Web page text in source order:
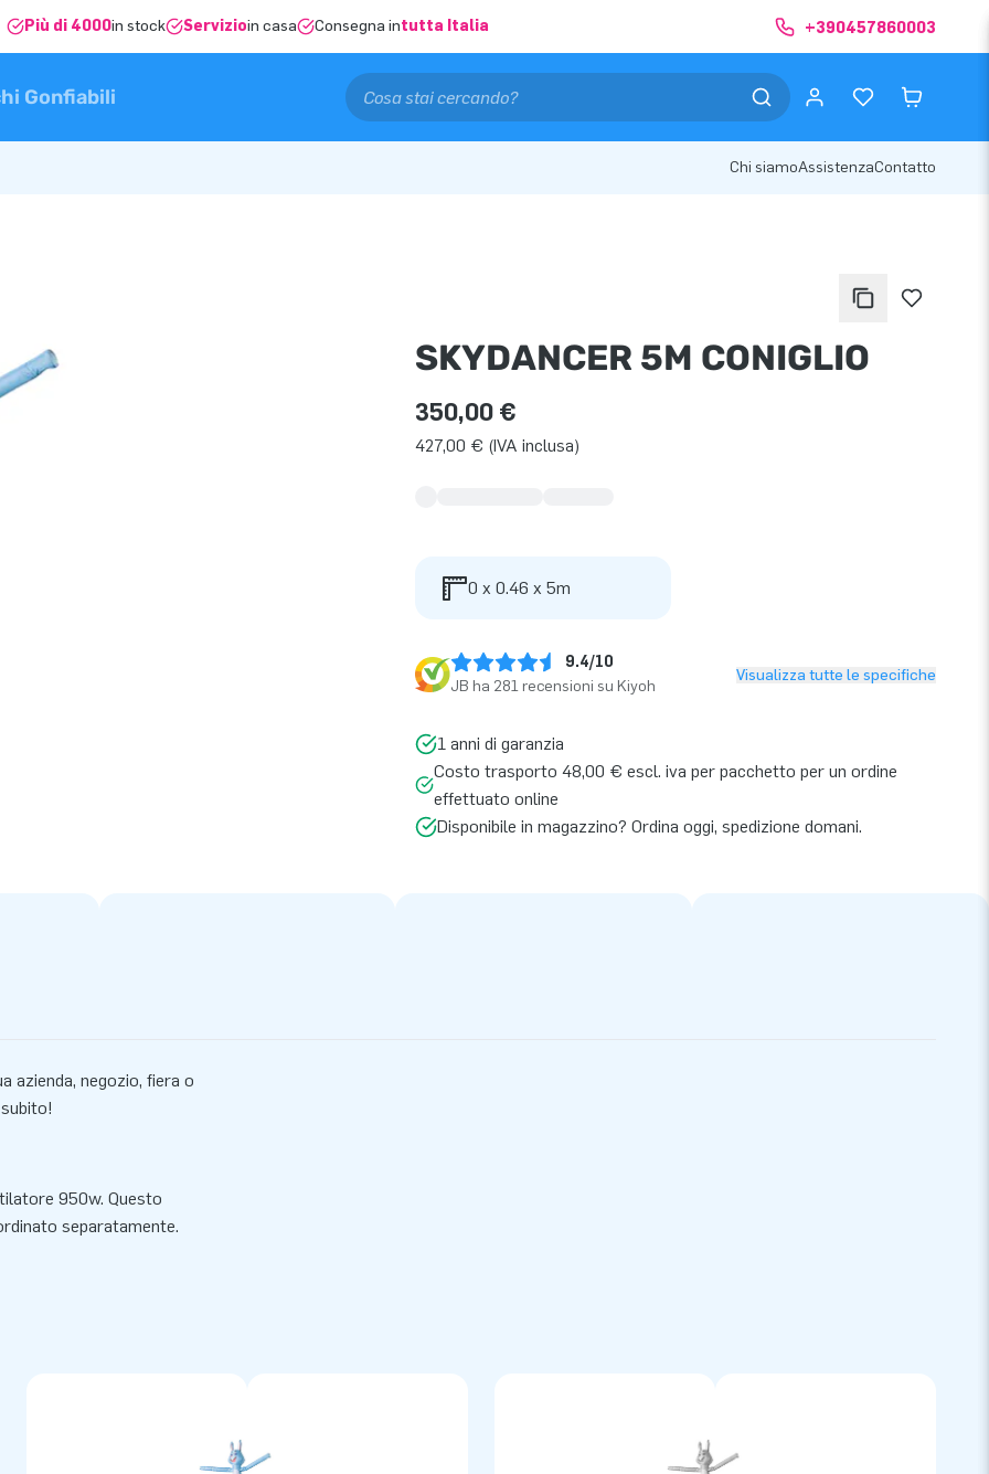
Più di 4000in stock Servizioin casa Consegna intutta Italia +390457860003
Gonfiabili
Chi siamoAssistenzaContatto
SKYDANCER 5M CONIGLIO
350,00 €
427,00 € (IVA inclusa)
0 x 0.46 x 5m
9.4/10
JB ha 281 recensioni su Kiyoh
Visualizza tutte le specifiche
1 anni di garanzia
Costo trasporto 48,00 € escl. iva per pacchetto per un ordine
effettuato online
Disponibile in magazzino? Ordina oggi, spedizione domani.
azienda, negozio, fiera o
950w. Questo
separatamente.